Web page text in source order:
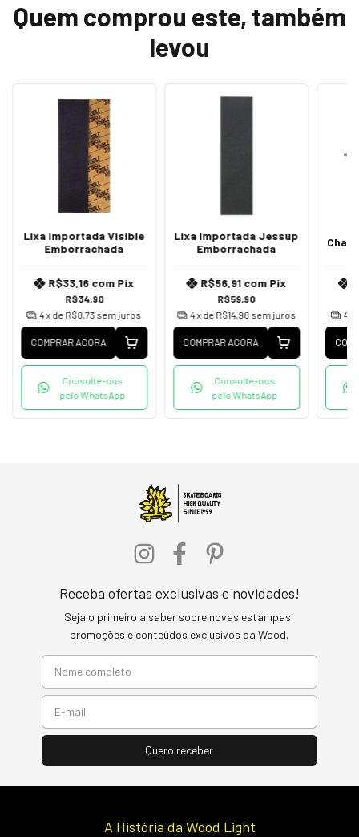
Quem comprou este, também
levou
Lixa Importada Visible
Emborrachada
R$34,90
R$33,16 com Pix
4x de R$8,73 sem juros
COMPRAR AGORA
Consulte-nos
pelo WhatsApp
Lixa Importada Jessup
Emborrachada
R$59,90
R$56,91 com Pix
4x de R$14,98 sem juros
COMPRAR AGORA
Consulte-nos
pelo WhatsApp
4
Receba ofertas exclusivas e novidades!
Seja o primeiro a saber sobre novas estampas,
promoções e conteúdos exclusivos da Wood.
A História da Wood Light